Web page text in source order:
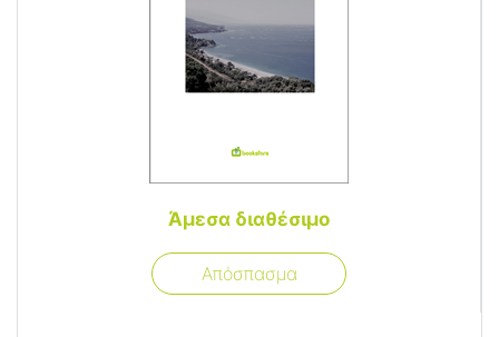
Άμεσα διαθέσιμο
Απόσπασμα